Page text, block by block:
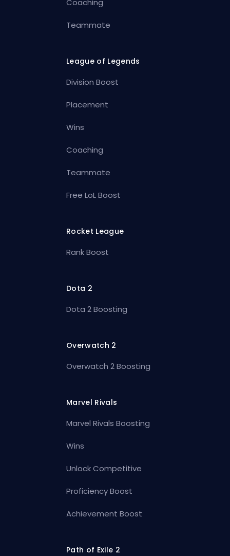
Coaching
Teammate
League of Legends
Division Boost
Placement
Wins
Coaching
Teammate
Free LoL Boost
Rocket League
Rank Boost
Dota 2
Dota 2 Boosting
Overwatch 2
Overwatch 2 Boosting
Marvel Rivals
Marvel Rivals Boosting
Wins
Unlock Competitive
Proficiency Boost
Achievement Boost
Path of Exile 2